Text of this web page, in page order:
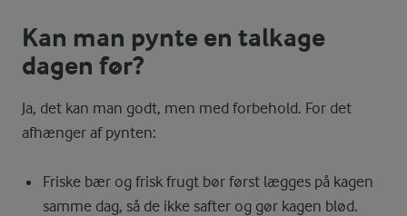
Kan man pynte en talkage
dagen før?
Ja, det kan man godt, men med forbehold. For det
afhænger af pynten:
Friske bær og frisk frugt bør først lægges på kagen
samme dag, så de ikke safter og gør kagen blød.